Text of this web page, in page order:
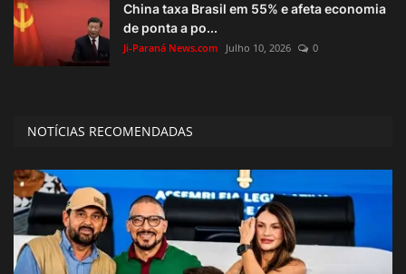
China taxa Brasil em 55% e afeta economia
de ponta a po...
Ji-Paraná News.com Julho 10, 2026 0
NOTÍCIAS RECOMENDADAS